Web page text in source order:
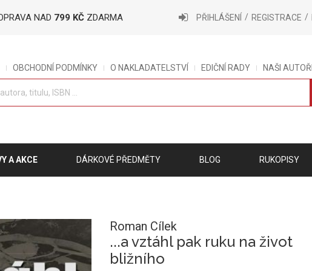
NAD 799 KČ ZDARMA PŘIHLÁŠENÍ REGISTRACE
OBCHODNÍ PODMÍNKY O NAKLADATELSTVÍ EDIČNÍ RADY NAŠI AUTOŘI
A AKCE DÁRKOVÉ PŘEDMĚTY BLOG RUKOPISY
Roman Cílek
...a vztáhl pak ruku na život
bližního